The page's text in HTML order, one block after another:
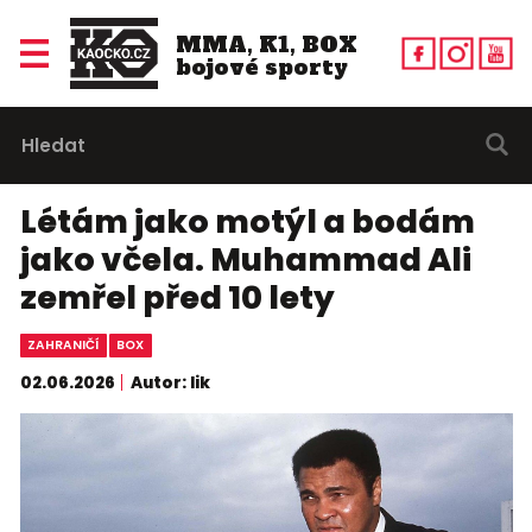
MMA, K1, BOX
bojové sporty
Létám jako motýl a bodám
jako včela. Muhammad Ali
zemřel před 10 lety
ZAHRANIČÍ BOX
02.06.2026 Autor: lik